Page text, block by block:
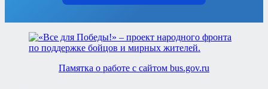
Памятка о работе с сайтом bus.gov.ru